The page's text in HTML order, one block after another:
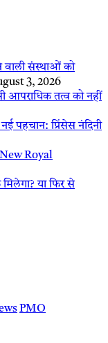
संस्थाओं को
3, 2026
आपराधिक तत्व को नहीं
पहचान: प्रिंसेस नंदिनी
Royal
या फिर से
PMO